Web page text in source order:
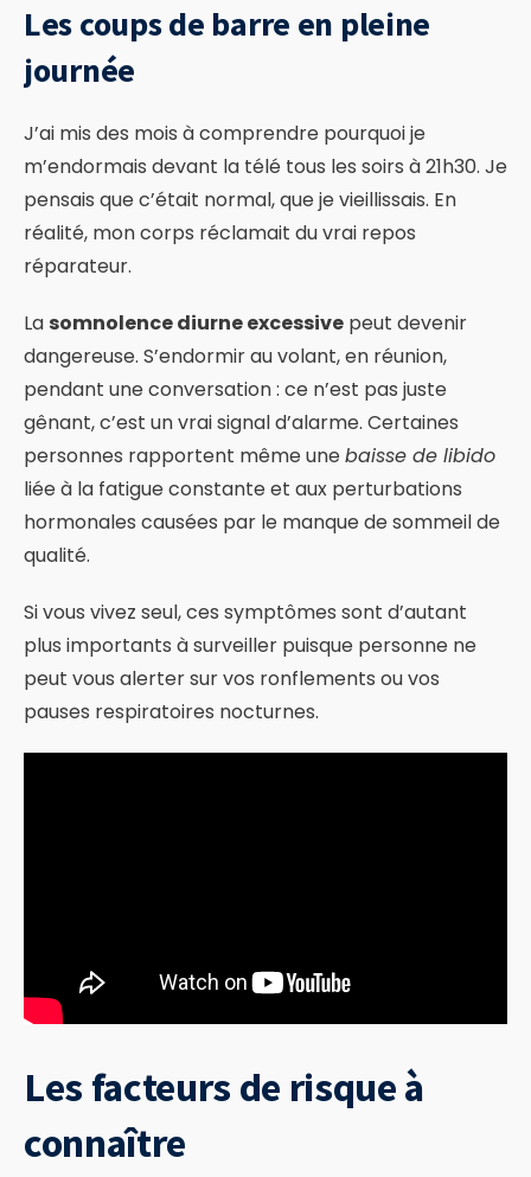
Les coups de barre en pleine
journée
J’ai mis des mois à comprendre pourquoi je
m’endormais devant la télé tous les soirs à 21h30. Je
pensais que c’était normal, que je vieillissais. En
réalité, mon corps réclamait du vrai repos
réparateur.
La somnolence diurne excessive peut devenir
dangereuse. S’endormir au volant, en réunion,
pendant une conversation : ce n’est pas juste
gênant, c’est un vrai signal d’alarme. Certaines
personnes rapportent même unebaisse de libido
liée à la fatigue constante et aux perturbations
hormonales causées par le manque de sommeil de
qualité.
Si vous vivez seul, ces symptômes sont d’autant
plus importants à surveiller puisque personne ne
peut vous alerter sur vos ronflements ou vos
pauses respiratoires nocturnes.
Les facteurs de risque à
connaître